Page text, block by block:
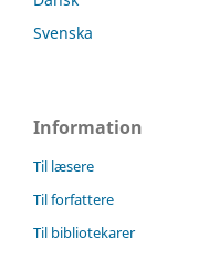
Svenska
Information
Til læsere
Til forfattere
Til bibliotekarer